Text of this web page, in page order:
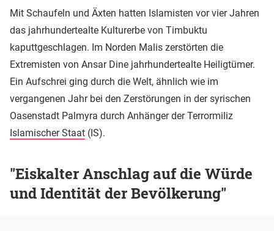
Mit Schaufeln und Äxten hatten Islamisten vor vier Jahren
das jahrhundertealte Kulturerbe von Timbuktu
kaputtgeschlagen. Im Norden Malis zerstörten die
Extremisten von Ansar Dine jahrhundertealte Heiligtümer.
Ein Aufschrei ging durch die Welt, ähnlich wie im
vergangenen Jahr bei den Zerstörungen in der syrischen
Oasenstadt Palmyra durch Anhänger der Terrormiliz
Islamischer Staat (IS).
"Eiskalter Anschlag auf die Würde
und Identität der Bevölkerung"